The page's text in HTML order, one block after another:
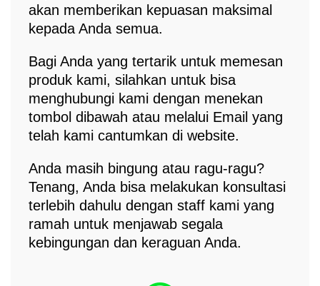
akan memberikan kepuasan maksimal
kepada Anda semua.
Bagi Anda yang tertarik untuk memesan
produk kami, silahkan untuk bisa
menghubungi kami dengan menekan
tombol dibawah atau melalui Email yang
telah kami cantumkan di website.
Anda masih bingung atau ragu-ragu?
Tenang, Anda bisa melakukan konsultasi
terlebih dahulu dengan staff kami yang
ramah untuk menjawab segala
kebingungan dan keraguan Anda.